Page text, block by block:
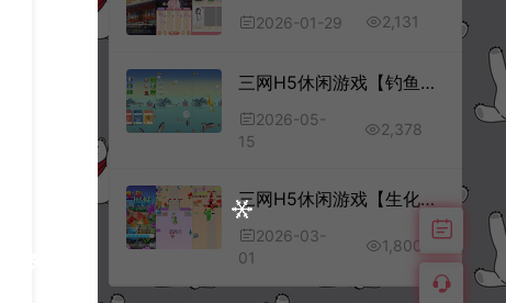
2026-01-29 2,131
三网H5休闲游戏【钓鱼模拟器H5】5月最新整理Linux手工服务端+Win一键服务端+解压即玩+简易安卓客户端+详细搭建教程
2026-05-
15
2,378
三网H5休闲游戏【生化围城H5】2月最新整理Linux手工服务端+Win一键服务端+解压即玩+简易安卓客户端+详细搭建教程
2026-03-
01
1,800